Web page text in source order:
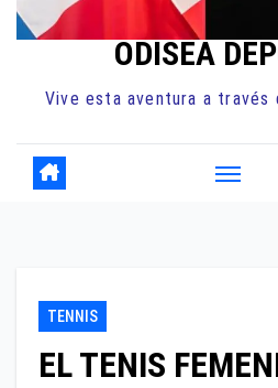
ODISEA
Vive esta aventura a
TENNIS
EL TENIS